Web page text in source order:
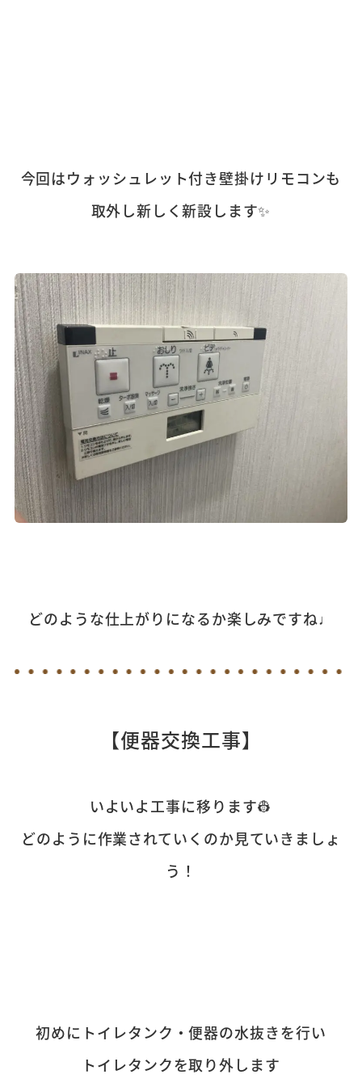
今回はウォッシュレット付き壁掛けリモコンも
取外し新しく新設します✨
どのような仕上がりになるか楽しみですね♩
【便器交換工事】
いよいよ工事に移ります👷
どのように作業されていくのか見ていきましょ
う！
初めにトイレタンク・便器の水抜きを行い
トイレタンクを取り外します